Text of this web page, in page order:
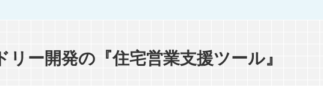
リー開発の『住宅営業支援ツール』